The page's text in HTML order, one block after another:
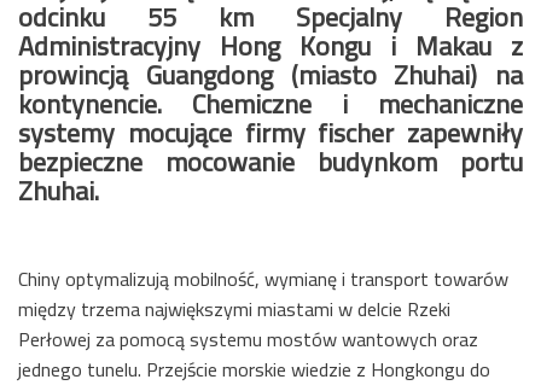
odcinku 55 km Specjalny Region
Administracyjny Hong Kongu i Makau z
prowincją Guangdong (miasto Zhuhai) na
kontynencie. Chemiczne i mechaniczne
systemy mocujące firmy fischer zapewniły
bezpieczne mocowanie budynkom portu
Zhuhai.
Chiny optymalizują mobilność, wymianę i transport towarów
między trzema największymi miastami w delcie Rzeki
Perłowej za pomocą systemu mostów wantowych oraz
jednego tunelu. Przejście morskie wiedzie z Hongkongu do